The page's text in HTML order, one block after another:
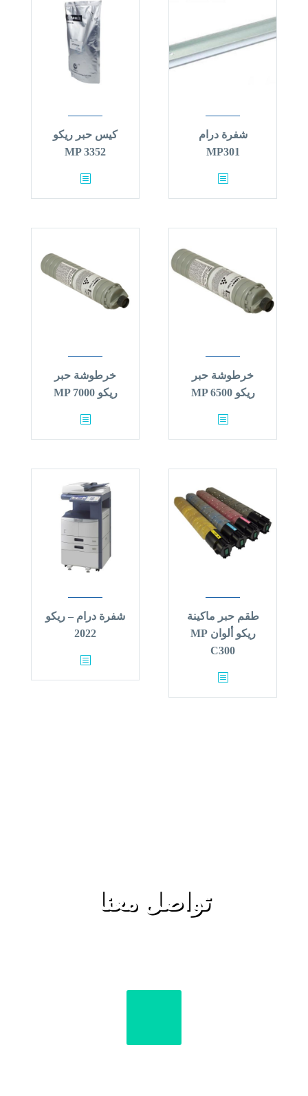
شفرة درام
MP301
كيس حبر ريكو
MP 3352
خرطوشة حبر
ريكو MP 6500
خرطوشة حبر
ريكو MP 7000
طقم حبر ماكينة
ريكو ألوان MP
C300
شفرة درام – ريكو
2022
تواصل معنا